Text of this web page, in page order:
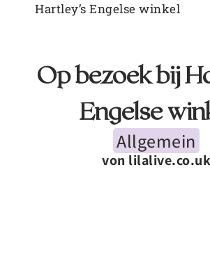
Hartley’s Engelse winkel
Op bezoek bij
Engelse
Allgemein
von lilalive.co.uk